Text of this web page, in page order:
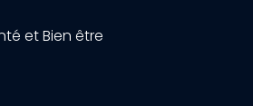
et Bien être